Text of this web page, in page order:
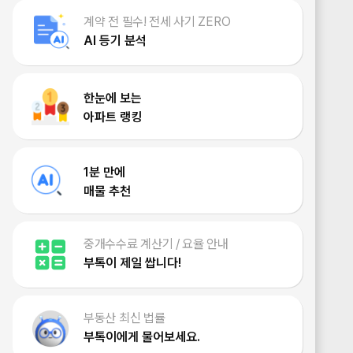
계약 전 필수! 전세 사기 ZERO
AI 등기 분석
한눈에 보는
아파트 랭킹
1분 만에
매물 추천
중개수수료 계산기 / 요율 안내
부톡이 제일 쌉니다!
부동산 최신 법률
부톡이에게 물어보세요.